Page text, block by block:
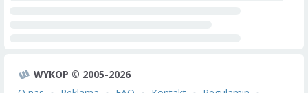
WYKOP © 2005-2026